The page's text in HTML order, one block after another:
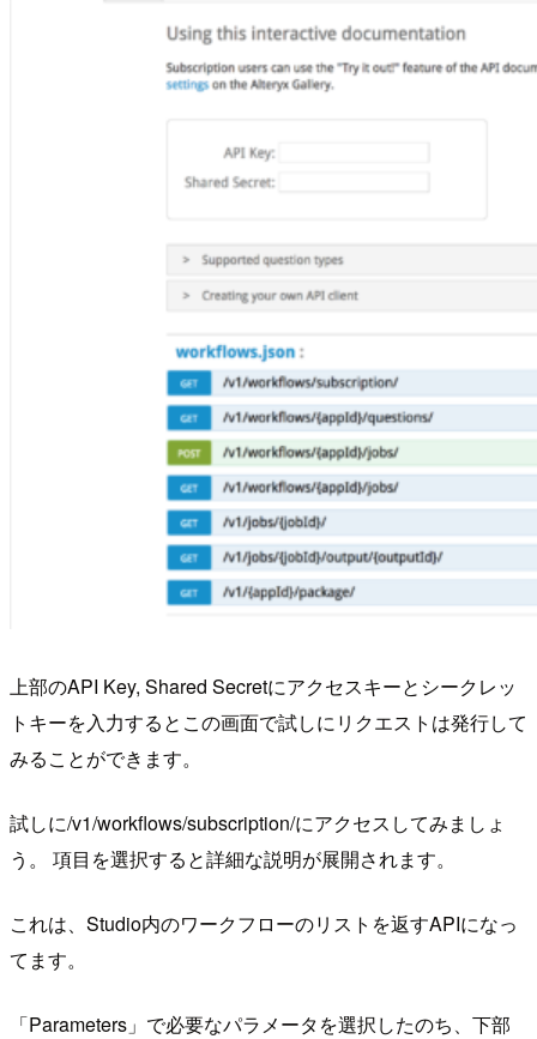
上部のAPI Key, Shared Secretにアクセスキーとシークレッ
トキーを入力するとこの画面で試しにリクエストは発行して
みることができます。
試しに/v1/workflows/subscription/にアクセスしてみましょ
う。 項目を選択すると詳細な説明が展開されます。
これは、Studio内のワークフローのリストを返すAPIになっ
てます。
「Parameters」で必要なパラメータを選択したのち、下部